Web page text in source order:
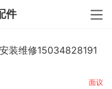
件
装维修15034828191
面议